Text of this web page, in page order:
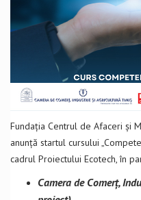
Fundația Centrul de Afaceri și
anunță startul cursului
cadrul Proiectului Ecotech, în
Camera de Comerț,